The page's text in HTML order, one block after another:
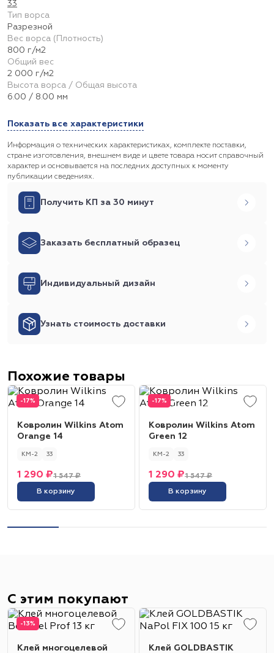
33
Тип ворса
Разрезной
Вес ворса (Плотность)
800 г/м2
Общий вес
2 000 г/м2
Высота ворса / Общая высота
6.00 / 8.00 мм
Показать все характеристики
Информация о технических характеристиках, комплекте поставки,
стране изготовления, внешнем виде и цвете товара носит справочный
характер и основывается на последних доступных к моменту
публикации сведениях.
Получить КП за 30 минут
Заказать бесплатный образец
Индивидуальный дизайн
Узнать стоимость доставки
Похожие товары
-17%
Ковролин Wilkins Atom
Orange 14
КМ-2 33
1 547 ₽
1 290 ₽
В корзину
-17%
Ковролин Wilkins Atom
Green 12
КМ-2 33
1 547 ₽
1 290 ₽
В корзину
С этим покупают
-13%
Клей многоцелевой
Клей GOLDBASTIK